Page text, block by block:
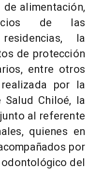
de alimentación,
de las
la
de protección
entre otros
por la
Chiloé, la
al referente
quienes en
por
del